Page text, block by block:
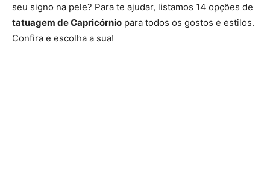
seu signo na pele? Para te ajudar, listamos 14 opções de
tatuagem de Capricórnio para todos os gostos e estilos.
Confira e escolha a sua!